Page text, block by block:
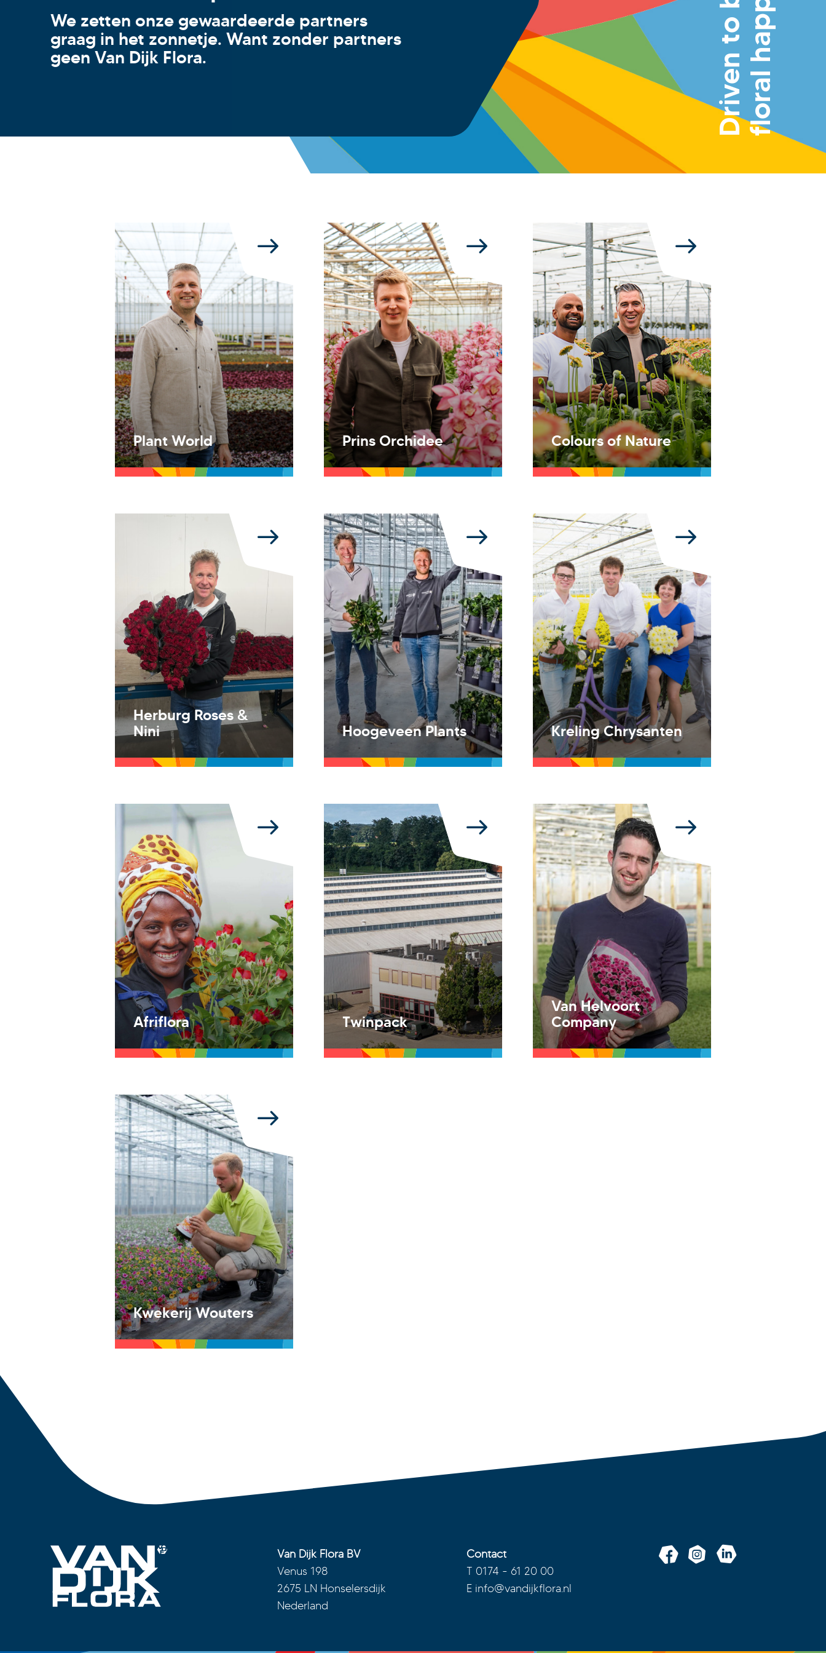
We zetten onze gewaardeerde partners
graag in het zonnetje. Want zonder partners
geen Van Dijk Flora.
Plant World Prins Orchidee Colours of Nature
Herburg Roses &
Nini
Hoogeveen Plants Kreling Chrysanten
Afriflora Twinpack
Van Helvoort
Company
Kwekerij Wouters
Van Dijk Flora BV
Venus 198
2675 LN Honselersdijk
Nederland
Contact
T 0174 - 61 20 00
E info@vandijkflora.nl